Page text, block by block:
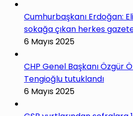
Cumhurbaşkanı Erdoğan:
sokağa çıkan herkes
6 Mayıs 2025
CHP Genel Başkanı Özgür
Tengioğlu tutuklandı
6 Mayıs 2025